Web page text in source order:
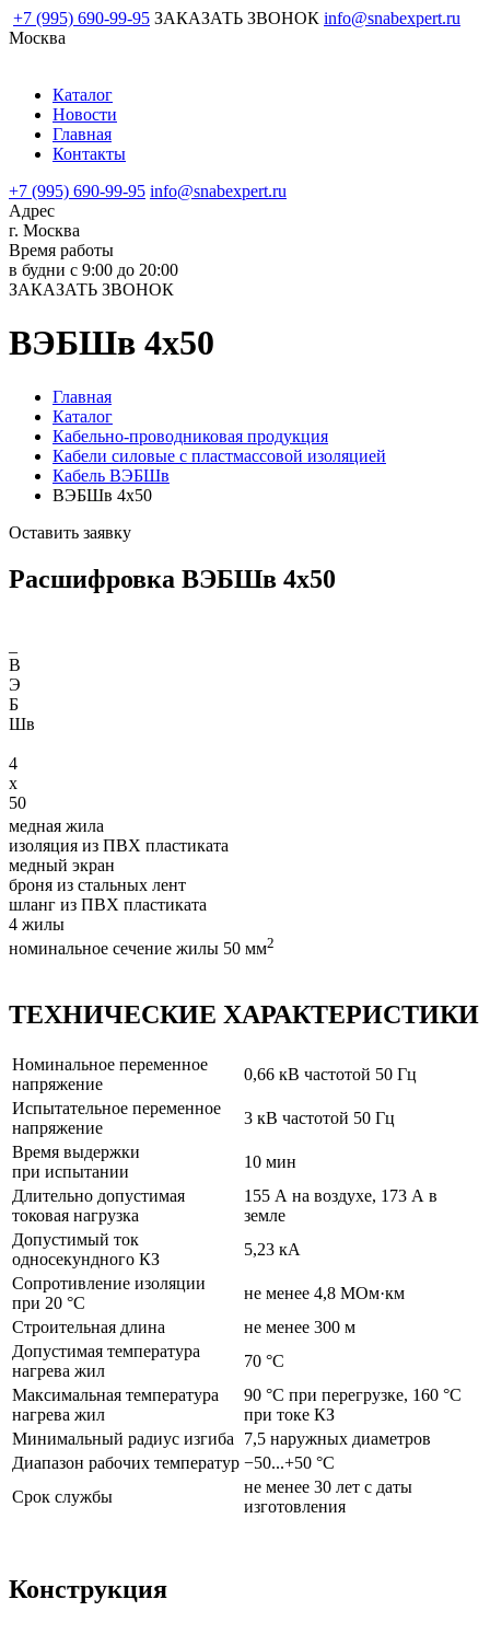
+7 (995) 690-99-95 ЗАКАЗАТЬ ЗВОНОК info@snabexpert.ru
Москва
Каталог
Новости
Главная
Контакты
+7 (995) 690-99-95 info@snabexpert.ru
Адрес
г. Москва
Время работы
в будни с 9:00 до 20:00
ЗАКАЗАТЬ ЗВОНОК
ВЭБШв 4х50
Главная
Каталог
Кабельно-проводниковая продукция
Кабели силовые с пластмассовой изоляцией
Кабель ВЭБШв
ВЭБШв 4х50
Оставить заявку
Расшифровка ВЭБШв 4х50
В
Э
Б
Шв
4
х
50
медная жила
изоляция из ПВХ пластиката
медный экран
броня из стальных лент
шланг из ПВХ пластиката
4 жилы
номинальное сечение жилы 50 мм2
ТЕХНИЧЕСКИЕ ХАРАКТЕРИСТИКИ
Номинальное переменное
напряжение
0,66 кВ частотой 50 Гц
Испытательное переменное
напряжение
3 кВ частотой 50 Гц
Время выдержки
при испытании
10 мин
Длительно допустимая
токовая нагрузка
155 А на воздухе, 173 А в
земле
Допустимый ток
односекундного КЗ
5,23 кА
Сопротивление изоляции
при 20 °C
не менее 4,8 МОм·км
Строительная длина
не менее 300 м
Допустимая температура
нагрева жил
70 °C
Максимальная температура
нагрева жил
90 °C при перегрузке, 160 °C
при токе КЗ
Минимальный радиус изгиба
7,5 наружных диаметров
Диапазон рабочих температур −50...+50 °C
Срок службы
не менее 30 лет с даты
изготовления
Конструкция